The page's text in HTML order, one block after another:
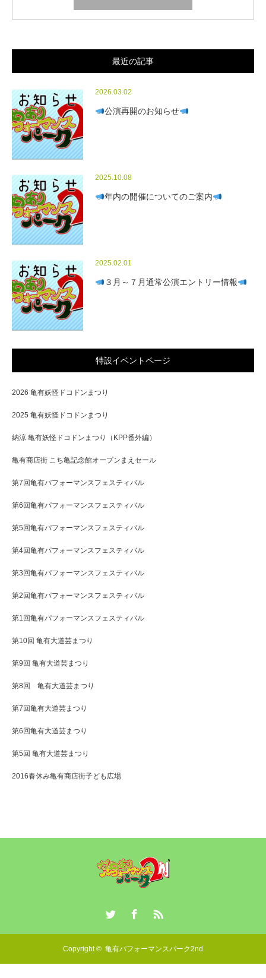
最近の記事
2026.03.02
公演再開のお知らせ
2025.10.08
年内の開催についてのご案内
2025.02.01
３月～７月通常公演エントリー情報
特設イベントページ
2026 亀有妖怪ドコドンまつり
2025 亀有妖怪ドコドンまつり
納涼 亀有妖怪ドコドンまつり（KPP番外編）
亀有商店街 こち亀記念館オープンまえセール
第7回亀有パフォーマンスフェスティバル
第6回亀有パフォーマンスフェスティバル
第5回亀有パフォーマンスフェスティバル
第4回亀有パフォーマンスフェスティバル
第3回亀有パフォーマンスフェスティバル
第2回亀有パフォーマンスフェスティバル
第1回亀有パフォーマンスフェスティバル
第10回 亀有大道芸まつり
第9回 亀有大道芸まつり
第8回 亀有大道芸まつり
第7回亀有大道芸まつり
第6回亀有大道芸まつり
第5回 亀有大道芸まつり
2016春休み亀有商店街子ども広場
Copyright © 亀有パフォーマンスパーク2nd